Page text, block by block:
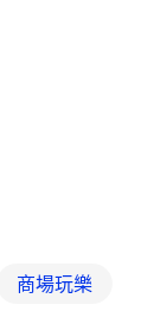
商場玩樂